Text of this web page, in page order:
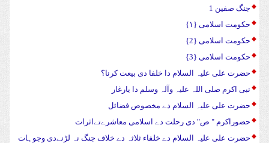
جنگ صفین 1
حکومت اسلامی {۱}
حکومت اسلامی {2}
حکومت اسلامی {3}
حضرت علی علیہ السلام دا خلفا دی بیعت کرنا؟
نبی اکرم صلی اللہ علیہ وآلہ وسلم دا یارغار
حضرت علی علیہ السلام دے مخصوص فضائل
حضوراکرم " ص" دی رحلت دے اسلامی معاشرےتےاثرات
حضرت علی علیہ السلام دے خلفاء ثلاثہ دے خلاف جنگ نہ لڑنےدی وجوہات